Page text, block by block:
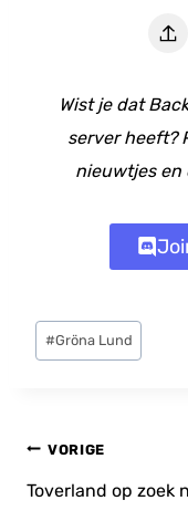
Wist je dat
server heeft?
nieuwtjes en
Bericht
tags:
#Gröna Lund
Bericht
navigatie
VORIGE
Toverland op zoek